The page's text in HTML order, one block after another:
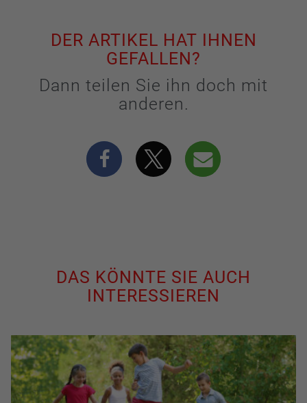
DER ARTIKEL HAT IHNEN
GEFALLEN?
Dann teilen Sie ihn doch mit
anderen.
DAS KÖNNTE SIE AUCH
INTERESSIEREN